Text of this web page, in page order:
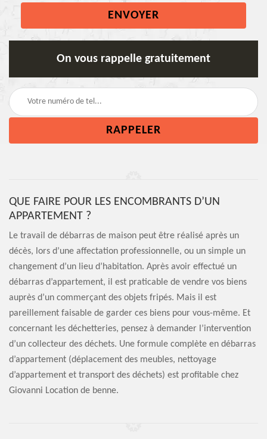
On vous rappelle gratuitement
QUE FAIRE POUR LES ENCOMBRANTS D’UN
APPARTEMENT ?
Le travail de débarras de maison peut être réalisé après un
décès, lors d’une affectation professionnelle, ou un simple un
changement d’un lieu d’habitation. Après avoir effectué un
débarras d’appartement, il est praticable de vendre vos biens
auprès d’un commerçant des objets fripés. Mais il est
pareillement faisable de garder ces biens pour vous-même. Et
concernant les déchetteries, pensez à demander l’intervention
d’un collecteur des déchets. Une formule complète en débarras
d’appartement (déplacement des meubles, nettoyage
d’appartement et transport des déchets) est profitable chez
Giovanni Location de benne.